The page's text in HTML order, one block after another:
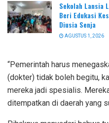
Sekolah Lansia
Beri Edukasi
Diusia Senja
AGUSTUS 1, 2026
“Pemerintah harus
(dokter) tidak boleh begitu,
mereka jadi spesialis.
ditempatkan di daerah yang